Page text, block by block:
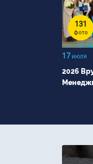
131
фото
17 июля
2026